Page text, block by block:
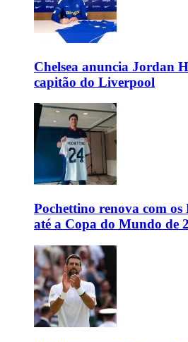
Chelsea anuncia Jordan
capitão do Liverpool
Pochettino renova com os
até a Copa do Mundo de